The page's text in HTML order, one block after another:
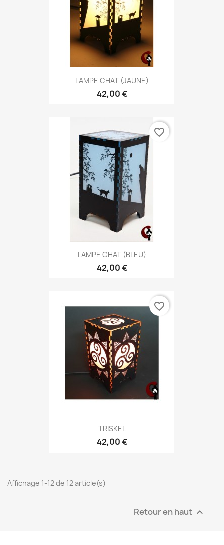
LAMPE CHAT (JAUNE)
42,00 €
LAMPE CHAT (BLEU)
42,00 €
favorite_border
TRISKEL
42,00 €
favorite_border
Affichage 1-12 de 12 article(s)
Retour en haut 